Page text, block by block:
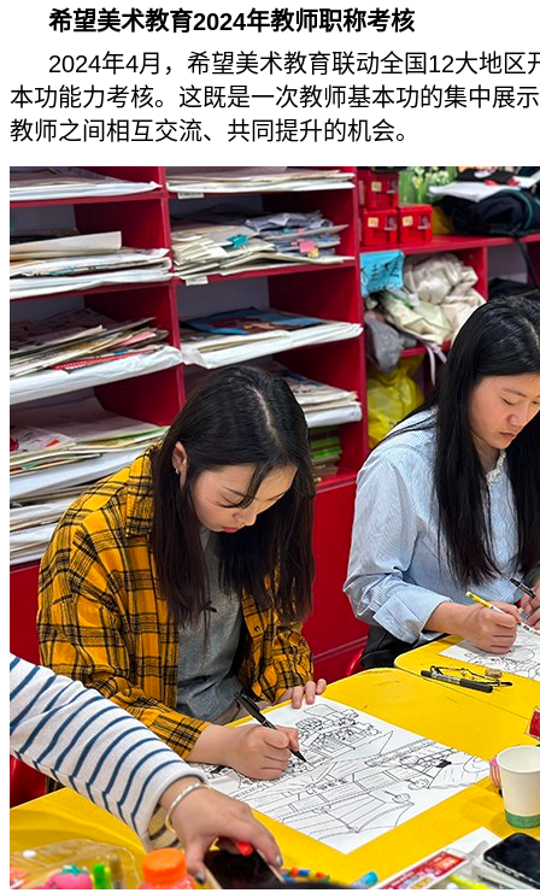
希望美术教育2024年教师职称考核
2024年4月，希望美术教育联动全国12大地区
本功能力考核。这既是一次教师基本功的集中展
教师之间相互交流、共同提升的机会。